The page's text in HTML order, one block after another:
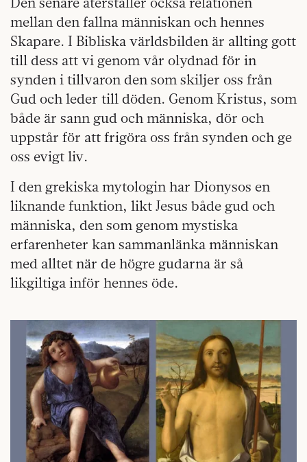
mellan den fallna människan och hennes
Skapare. I Bibliska världsbilden är allting gott
till dess att vi genom vår olydnad för in
synden i tillvaron den som skiljer oss från
Gud och leder till döden. Genom Kristus, som
både är sann gud och människa, dör och
uppstår för att frigöra oss från synden och ge
oss evigt liv.
I den grekiska mytologin har Dionysos en
liknande funktion, likt Jesus både gud och
människa, den som genom mystiska
erfarenheter kan sammanlänka människan
med alltet när de högre gudarna är så
likgiltiga inför hennes öde.